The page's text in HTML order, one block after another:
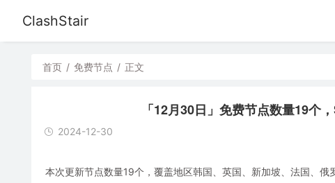
ClashStair
首页 / 免费节点 / 正文
「12月30日」免费节点数量19
2024-12-30
本次更新节点数量19个，覆盖地区韩国、英国、新加坡、法国、